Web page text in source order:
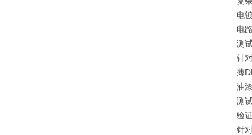
电
电
测
针
薄
油
测
验
针